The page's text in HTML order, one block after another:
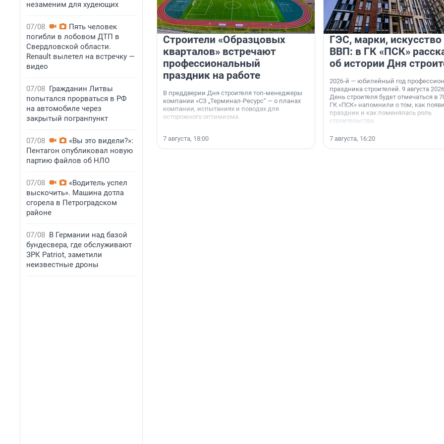
незаменим для худеющих
07/08
Пять человек
погибли в лобовом ДТП в
Свердловской области.
Renault вылетел на встречку —
видео
07/08 Гражданин Литвы
попытался прорваться в РФ
на автомобиле через
закрытый погранпункт
07/08
«Вы это видели?»:
Пентагон опубликовал новую
партию файлов об НЛО
07/08
«Водитель успел
выскочить». Машина дотла
сгорела в Петроградском
районе
07/08 В Германии над базой
бундесвера, где обслуживают
ЗРК Patriot, заметили
неизвестные дроны
Строители «Образцовых
кварталов» встречают
профессиональный
праздник на работе
В преддверии Дня строителя топ-менеджеры
компании «СЗ „Терминал-Ресурс“ — о планах
компании, испытаниях и поводах для
осторожного оптимизма.
7 августа, 18:00
ГЭС, марки, искусство
ВВП: в ГК «ПСК»
об истории Дня
2026-й — юбилейный год
праздника строителей. 9 августа
День строителя будет отмечаться в
ГК «ПСК» напомнили о том, как
праздник и как поменялась роль
строительства.
7 августа, 16:20